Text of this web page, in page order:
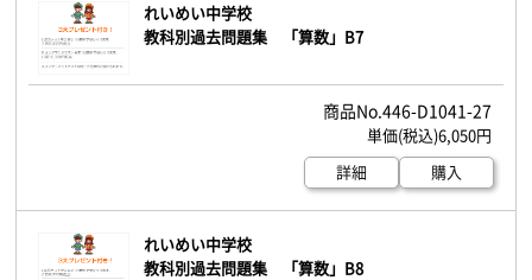
れいめい中学校
教科別過去問題集 「算数」B7
446-D1041-27
6,050円
詳細
購入
れいめい中学校
教科別過去問題集 「算数」B8